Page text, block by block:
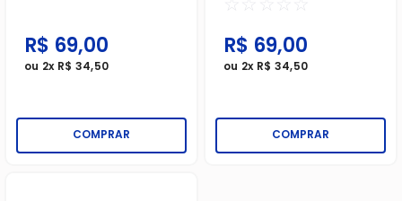
R$ 69,00
ou 2x R$ 34,50
COMPRAR
R$ 69,00
ou 2x R$ 34,50
COMPRAR